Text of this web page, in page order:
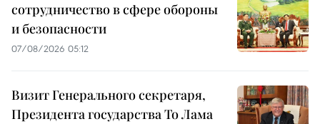
сотрудничество в сфере обороны
и безопасности
07/08/2026 05:12
Визит Генерального секретаря,
Президента государства То Лама